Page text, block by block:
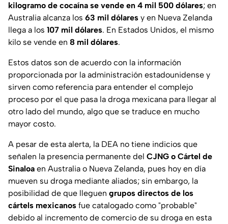
kilogramo de cocaína se vende en 4 mil 500 dólares; en
Australia alcanza los 63 mil dólares y en Nueva Zelanda
llega a los 107 mil dólares. En Estados Unidos, el mismo
kilo se vende en 8 mil dólares.
Estos datos son de acuerdo con la información
proporcionada por la administración estadounidense y
sirven como referencia para entender el complejo
proceso por el que pasa la droga mexicana para llegar al
otro lado del mundo, algo que se traduce en mucho
mayor costo.
A pesar de esta alerta, la DEA no tiene indicios que
señalen la presencia permanente del CJNG o Cártel de
Sinaloa en Australia o Nueva Zelanda, pues hoy en día
mueven su droga mediante aliados; sin embargo, la
posibilidad de que lleguen grupos directos de los
cártels mexicanos fue catalogado como "probable"
debido al incremento de comercio de su droga en esta